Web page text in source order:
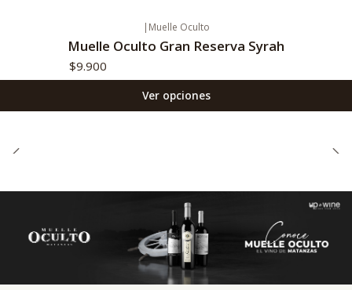
| Muelle Oculto
Muelle Oculto Gran Reserva Syrah
$9.900
Ver opciones